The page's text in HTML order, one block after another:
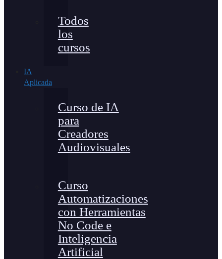
Todos
los
cursos
IA
Aplicada
Curso de IA
para
Creadores
Audiovisuales
Curso
Automatizaciones
con Herramientas
No Code e
Inteligencia
Artificial